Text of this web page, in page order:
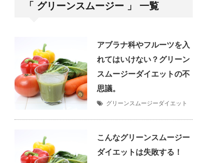
「 グリーンスムージー 」 一覧
アブラナ科やフルーツを入
れてはいけない？グリーン
スムージーダイエットの不
思議。
グリーンスムージーダイエット
こんなグリーンスムージー
ダイエットは失敗する！